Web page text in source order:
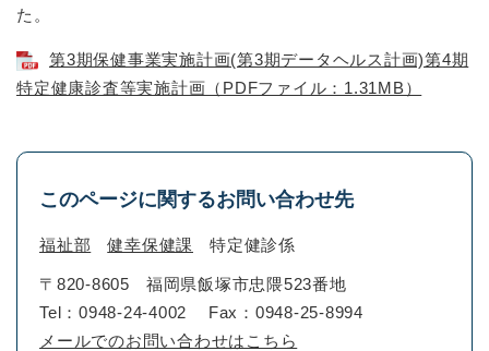
た。
第3期保健事業実施計画(第3期データヘルス計画)第4期
特定健康診査等実施計画（PDFファイル：1.31MB）
このページに関するお問い合わせ先
福祉部 健幸保健課 特定健診係
〒820-8605
福岡県飯塚市忠隈523番地
Tel：0948-24-4002
Fax：0948-25-8994
メールでのお問い合わせはこちら